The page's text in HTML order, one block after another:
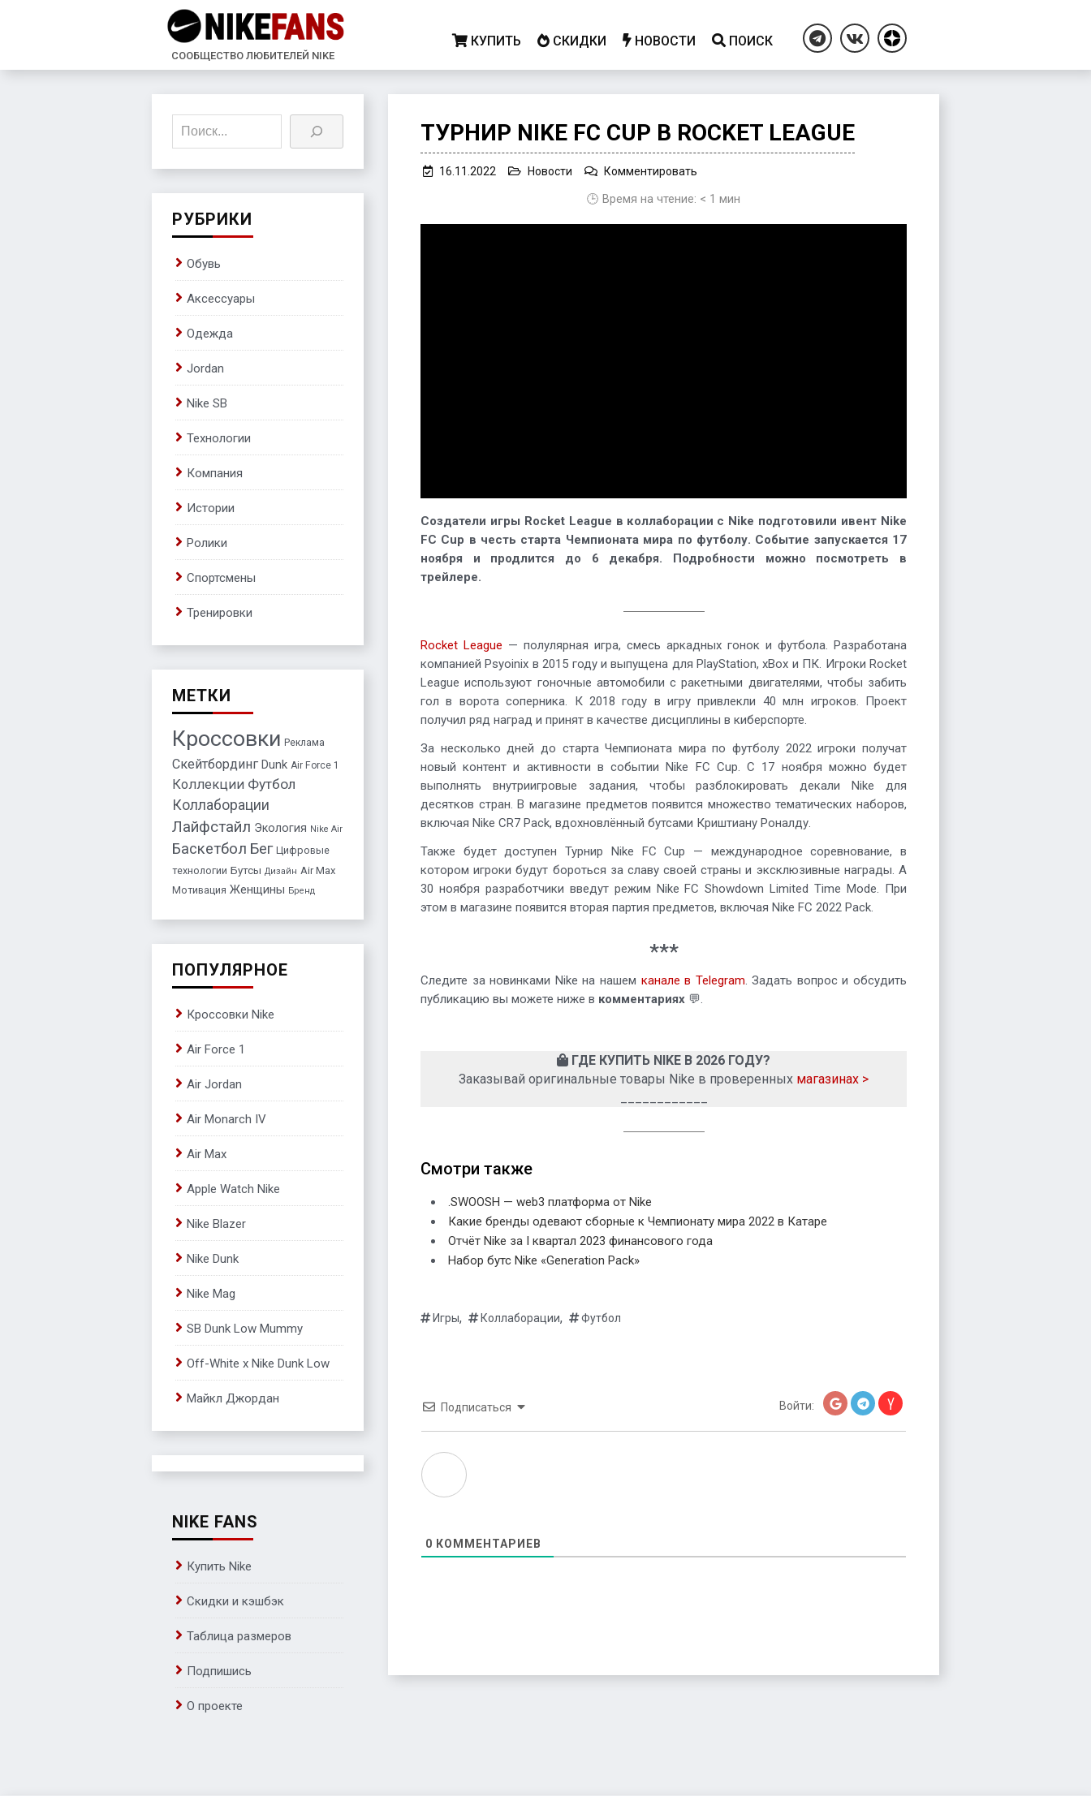
СООБЩЕСТВО ЛЮБИТЕЛЕЙ NIKE
КУПИТЬ СКИДКИ НОВОСТИ ПОИСК
TelegramВКонтакте
Дзен
ТУРНИР NIKE FC CUP В ROCKET LEAGUE
16.11.2022 Новости Комментировать
Nike
🕒 Время на чтение: < 1 мин
Создатели игры Rocket League в коллаборации с Nike подготовили ивент Nike
FC Cup в честь старта Чемпионата мира по футболу. Событие запускается 17
ноября и продлится до 6 декабря. Подробности можно посмотреть в
трейлере.
Rocket League — полулярная игра, смесь аркадных гонок и футбола. Разработана
компанией Psyoinix в 2015 году и выпущена для PlayStation, xBox и ПК. Игроки Rocket
League используют гоночные автомобили с ракетными двигателями, чтобы забить
гол в ворота соперника. К 2018 году в игру привлекли 40 млн игроков. Проект
получил ряд наград и принят в качестве дисциплины в киберспорте.
За несколько дней до старта Чемпионата мира по футболу 2022 игроки получат
новый контент и активности в событии Nike FC Cup. С 17 ноября можно будет
выполнять внутриигровые задания, чтобы разблокировать декали Nike для
десятков стран. В магазине предметов появится множество тематических наборов,
включая Nike CR7 Pack, вдохновлённый бутсами Криштиану Роналду.
Также будет доступен Турнир Nike FC Cup — международное соревнование, в
котором игроки будут бороться за славу своей страны и эксклюзивные награды. А
30 ноября разработчики введут режим Nike FC Showdown Limited Time Mode. При
этом в магазине появится вторая партия предметов, включая Nike FC 2022 Pack.
***
Следите за новинками Nike на нашем канале в Telegram. Задать вопрос и обсудить
публикацию вы можете ниже в комментариях 💬.
ГДЕ КУПИТЬ NIKE В 2026 ГОДУ?
Заказывай оригинальные товары Nike в проверенных магазинах >
Смотри также
.SWOOSH — web3 платформа от Nike
Какие бренды одевают сборные к Чемпионату мира 2022 в Катаре
Отчёт Nike за I квартал 2023 финансового года
Набор бутс Nike «Generation Pack»
Игры, Коллаборации, Футбол
Подписаться Войти:
0 КОММЕНТАРИЕВ
Поиск
РУБРИКИ
Обувь
Аксессуары
Одежда
Jordan
Nike SB
Технологии
Компания
Истории
Ролики
Спортсмены
Тренировки
МЕТКИ
Кроссовки Реклама
Скейтбординг Dunk Air Force 1
Коллекции Футбол
Коллаборации
Лайфстайл Экология Nike Air
Баскетбол Бег Цифровые
технологии Бутсы Дизайн Air Max
Мотивация Женщины Бренд
ПОПУЛЯРНОЕ
Кроссовки Nike
Air Force 1
Air Jordan
Air Monarch IV
Air Max
Apple Watch Nike
Nike Blazer
Nike Dunk
Nike Mag
SB Dunk Low Mummy
Off-White x Nike Dunk Low
Майкл Джордан
NIKE FANS
Купить Nike
Скидки и кэшбэк
Таблица размеров
Подпишись
О проекте